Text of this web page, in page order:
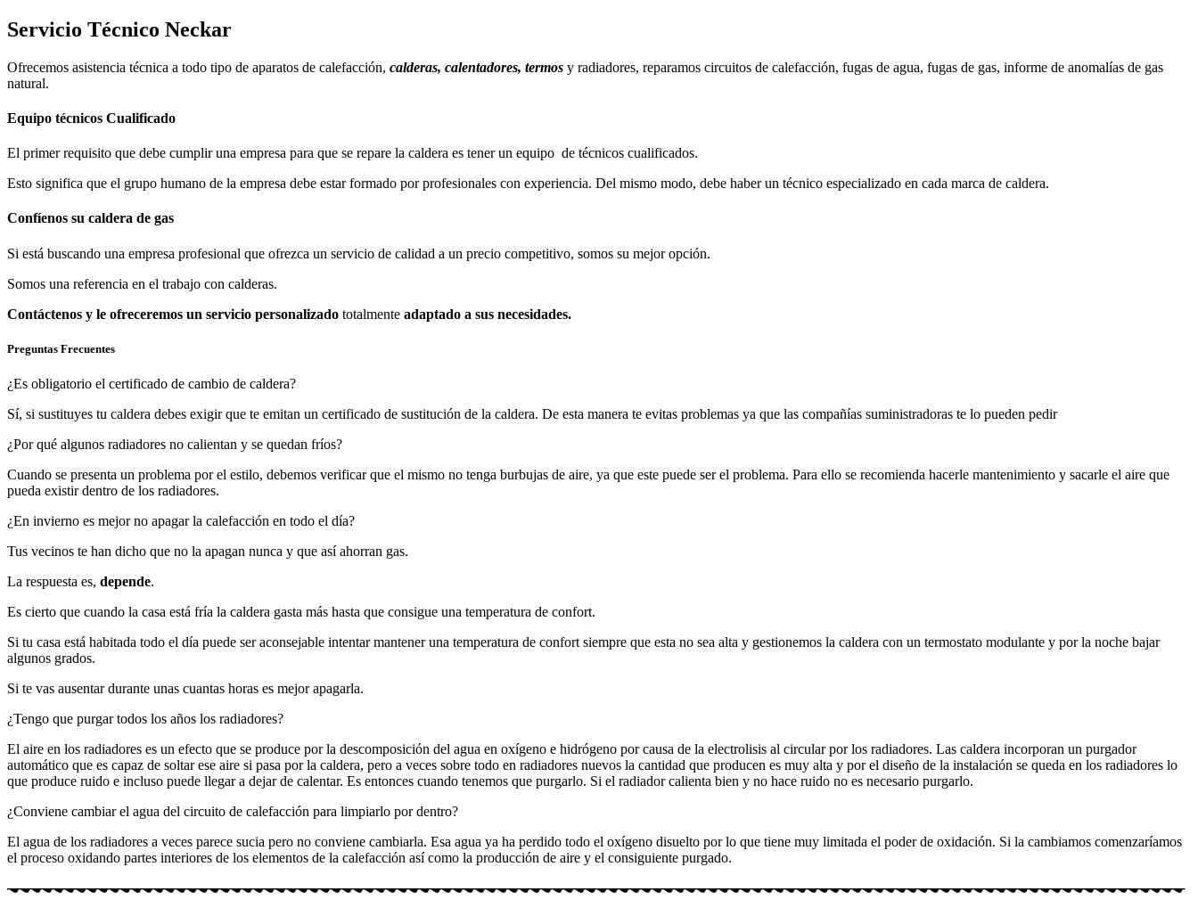
Servicio Técnico Neckar
Ofrecemos asistencia técnica a todo tipo de aparatos de calefacción, calderas, calentadores, termos y radiadores, reparamos circuitos de calefacción, fugas de agua, fugas de gas, informe de anomalías de gas
natural.
Equipo técnicos Cualificado
El primer requisito que debe cumplir una empresa para que se repare la caldera es tener un equipo de técnicos cualificados.
Esto significa que el grupo humano de la empresa debe estar formado por profesionales con experiencia. Del mismo modo, debe haber un técnico especializado en cada marca de caldera.
Confíenos su caldera de gas
Si está buscando una empresa profesional que ofrezca un servicio de calidad a un precio competitivo, somos su mejor opción.
Somos una referencia en el trabajo con calderas.
Contáctenos y le ofreceremos un servicio personalizado totalmente adaptado a sus necesidades.
Preguntas Frecuentes
¿Es obligatorio el certificado de cambio de caldera?
Sí, si sustituyes tu caldera debes exigir que te emitan un certificado de sustitución de la caldera. De esta manera te evitas problemas ya que las compañías suministradoras te lo pueden pedir
¿Por qué algunos radiadores no calientan y se quedan fríos?
Cuando se presenta un problema por el estilo, debemos verificar que el mismo no tenga burbujas de aire, ya que este puede ser el problema. Para ello se recomienda hacerle mantenimiento y sacarle el aire que
pueda existir dentro de los radiadores.
¿En invierno es mejor no apagar la calefacción en todo el día?
Tus vecinos te han dicho que no la apagan nunca y que así ahorran gas.
La respuesta es, depende.
Es cierto que cuando la casa está fría la caldera gasta más hasta que consigue una temperatura de confort.
Si tu casa está habitada todo el día puede ser aconsejable intentar mantener una temperatura de confort siempre que esta no sea alta y gestionemos la caldera con un termostato modulante y por la noche bajar
algunos grados.
Si te vas ausentar durante unas cuantas horas es mejor apagarla.
¿Tengo que purgar todos los años los radiadores?
El aire en los radiadores es un efecto que se produce por la descomposición del agua en oxígeno e hidrógeno por causa de la electrolisis al circular por los radiadores. Las caldera incorporan un purgador
automático que es capaz de soltar ese aire si pasa por la caldera, pero a veces sobre todo en radiadores nuevos la cantidad que producen es muy alta y por el diseño de la instalación se queda en los radiadores lo
que produce ruido e incluso puede llegar a dejar de calentar. Es entonces cuando tenemos que purgarlo. Si el radiador calienta bien y no hace ruido no es necesario purgarlo.
¿Conviene cambiar el agua del circuito de calefacción para limpiarlo por dentro?
El agua de los radiadores a veces parece sucia pero no conviene cambiarla. Esa agua ya ha perdido todo el oxígeno disuelto por lo que tiene muy limitada el poder de oxidación. Si la cambiamos comenzaríamos
el proceso oxidando partes interiores de los elementos de la calefacción así como la producción de aire y el consiguiente purgado.